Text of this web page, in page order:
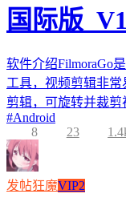
国际版
软件介绍FilmoraGo
工具，视频剪辑非
剪辑，可旋转并裁
#Android
8
23
发帖狂魔VIP2